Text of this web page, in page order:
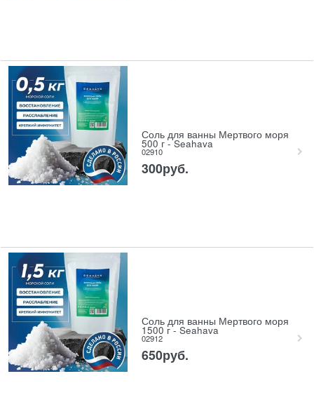
Соль для ванны Мертвого моря
500 г - Seahava
02910
300руб.
Соль для ванны Мертвого моря
1500 г - Seahava
02912
650руб.